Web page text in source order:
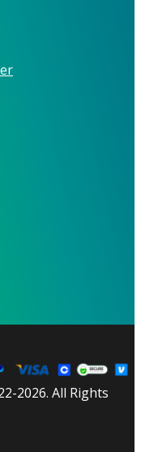
2026. All Rights